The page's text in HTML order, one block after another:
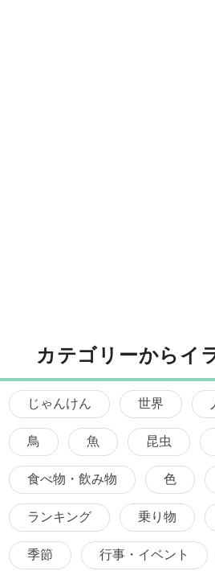
カテゴリーからイ
じゃんけん 世界
鳥 魚 昆虫
食べ物・飲み物 色
ランキング 乗り物
季節 行事・イベント